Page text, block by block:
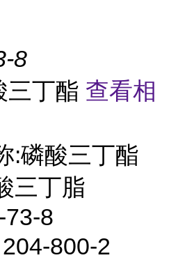
8
三丁酯 查看相
:磷酸三丁酯
三丁脂
73-8
800-2